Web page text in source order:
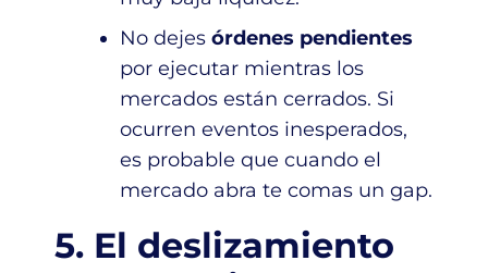
No dejes órdenes pendientes
por ejecutar mientras los
mercados están cerrados. Si
ocurren eventos inesperados,
es probable que cuando el
mercado abra te comas un gap.
5. El deslizamiento